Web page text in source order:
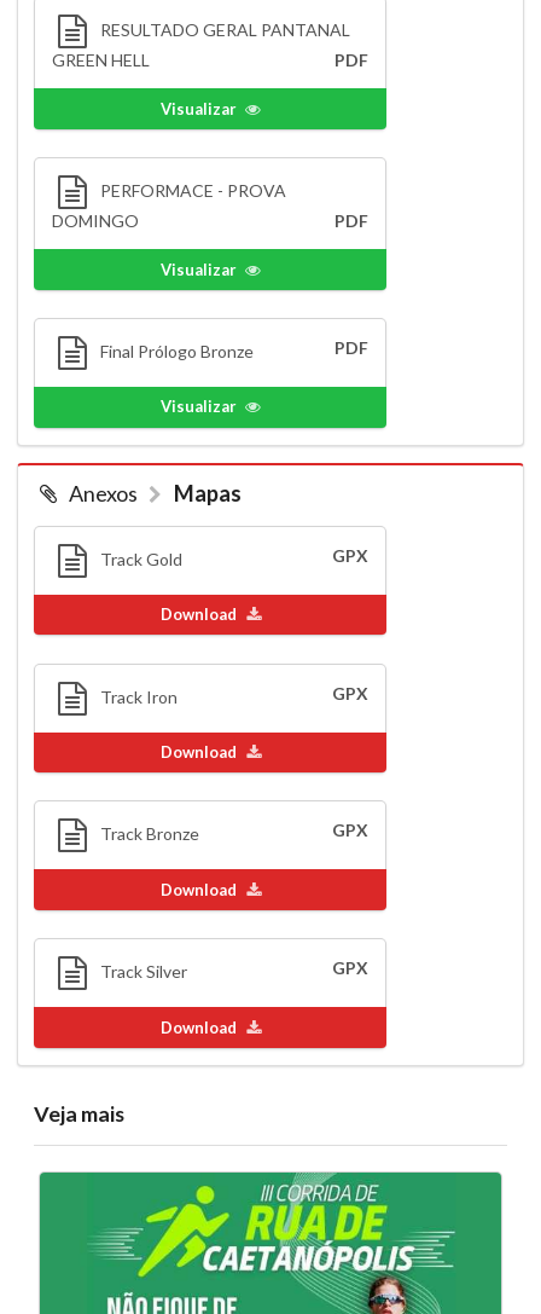
RESULTADO GERAL PANTANAL
GREEN HELL
PDF
Visualizar
PERFORMACE - PROVA
DOMINGO
PDF
Visualizar
Final Prólogo Bronze PDF
Visualizar
Anexos Mapas
Track Gold GPX
Download
Track Iron GPX
Download
Track Bronze GPX
Download
Track Silver GPX
Download
Veja mais